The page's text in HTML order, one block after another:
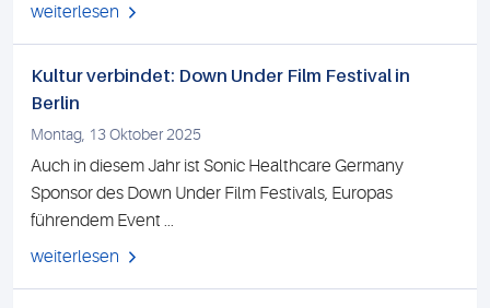
weiterlesen
Kultur verbindet: Down Under Film Festival in
Berlin
Montag, 13 Oktober 2025
Auch in diesem Jahr ist Sonic Healthcare Germany
Sponsor des Down Under Film Festivals, Europas
führendem Event ...
weiterlesen